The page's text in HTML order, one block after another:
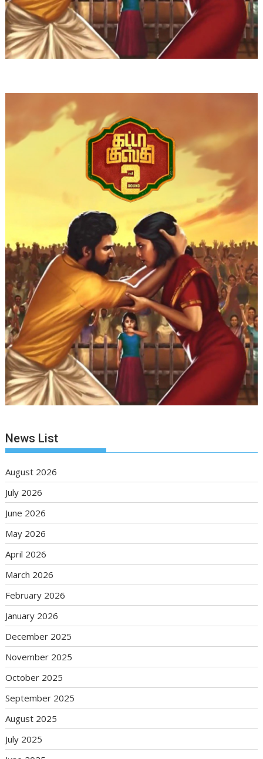
News List
August 2026
July 2026
June 2026
May 2026
April 2026
March 2026
February 2026
January 2026
December 2025
November 2025
October 2025
September 2025
August 2025
July 2025